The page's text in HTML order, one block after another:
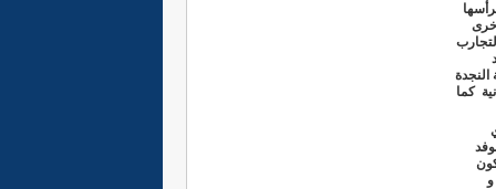
النجدة
كما